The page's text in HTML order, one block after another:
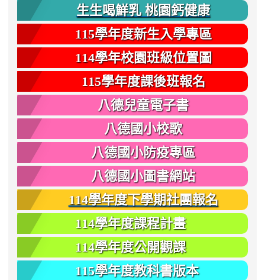
生生喝鮮乳 桃園鈣健康
115學年度新生入學專區
114學年校園班級位置圖
115學年度課後班報名
八德兒童電子書
八德國小校歌
八德國小防疫專區
八德國小圖書網站
114學年度下學期社團報名
114學年度課程計畫
114學年度公開觀課
115學年度教科書版本